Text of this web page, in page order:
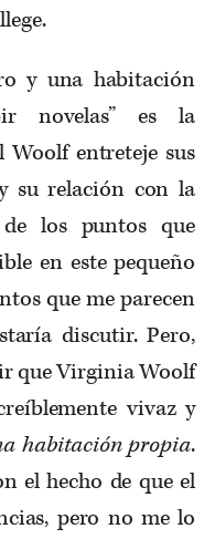
y una habitación
novelas” es la
entreteje sus
su relación con la
los puntos que
en este pequeño
que me parecen
discutir. Pero,
que Virginia Woolf
vivaz y
habitación propia.
el hecho de que el
pero no me lo